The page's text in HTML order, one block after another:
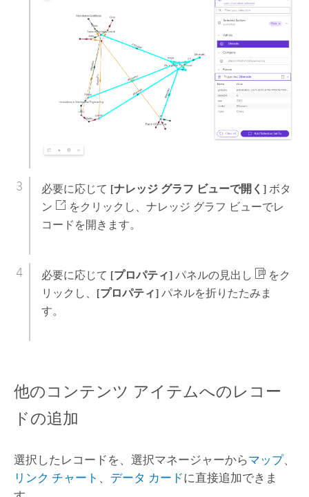
必要に応じて [ナレッジ グラフ ビューで開く]ボタ
ン
をクリックし、ナレッジ グラフ ビューでレ
コードを開きます。
必要に応じて [プロパティ]パネルの見出し
をク
リックし、 [プロパティ]パネルを折りたたみま
す。
他のコンテンツ アイテムへのレコー
ドの追加
選択したレコードを、選択マネージャーからマップ、
リンク チャート 、 データ カードに直接追加できま